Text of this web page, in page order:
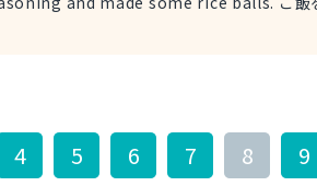
called onigiri after stirring cooked
4 5 6 7 8 9